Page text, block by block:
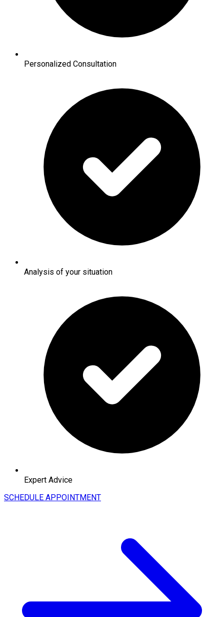
Personalized Consultation
Analysis of your situation
Expert Advice
SCHEDULE APPOINTMENT